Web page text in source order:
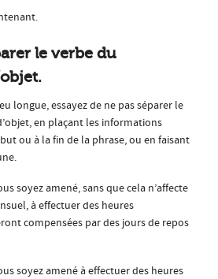
le verbe du
longue, essayez de ne pas séparer le
en plaçant les informations
ou à la fin de la phrase, ou en faisant
soyez amené, sans que cela n’affecte
à effectuer des heures
compensées par des jours de repos
soyez amené à effectuer des heures